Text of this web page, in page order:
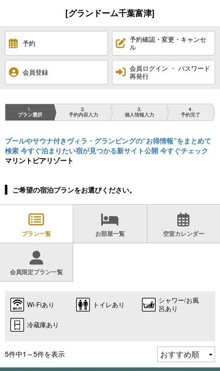
[グランドーム千葉富津]
予約
予約確認・変更・キャンセ
ル
会員登録
会員ログイン ・ パスワード
再発行
1
プラン選択
2
予約内容入力
3
個人情報入力
4
予約完了
プールやサウナ付きヴィラ・グランピングの“お得情報”をまとめて
検索 今すぐ泊まりたい宿が見つかる新サイト公開 今すぐチェック
マリントピアリゾート
ご希望の宿泊プランをお選びください。
プラン一覧 お部屋一覧 空室カレンダー
会員限定プラン一覧
Wi-Fiあり トイレあり
シャワー/お風
呂あり
冷蔵庫あり
5件中1～5件を表示